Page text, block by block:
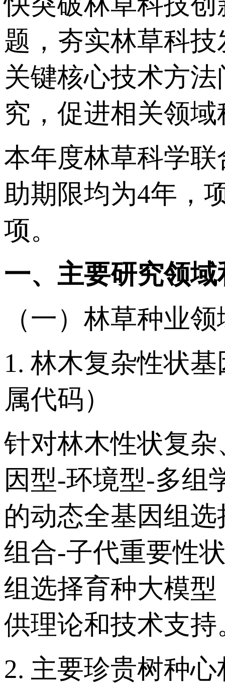
题，夯实林草科
关键核心技术方
究，促进相关领
本年度林草科学
助期限均为4年，
项。
一、主要研究领域
（一）林草种业
1. 林木复杂性状
属代码）
针对林木性状复
因型-环境型-多组
的动态全基因组
组合-子代重要性
组选择育种大模
供理论和技术支持
2. 主要珍贵树种